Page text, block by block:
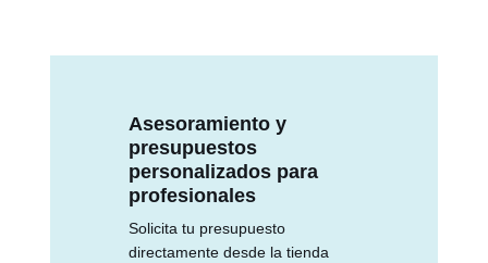
Asesoramiento y
presupuestos
personalizados para
profesionales
Solicita tu presupuesto
directamente desde la tienda